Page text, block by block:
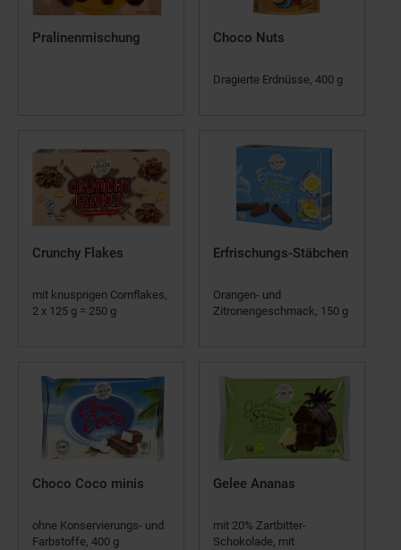
Pralinenmischung Choco Nuts
Dragierte Erdnüsse, 400 g
Crunchy Flakes
mit knusprigen Cornflakes,
2 x 125 g = 250 g
Erfrischungs-Stäbchen
Orangen- und
Zitronengeschmack, 150 g
Choco Coco minis
ohne Konservierungs- und
Farbstoffe, 400 g
Gelee Ananas
mit 20% Zartbitter-
Schokolade, mit